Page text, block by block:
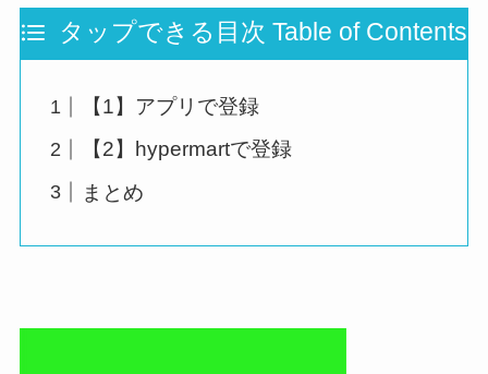
タップできる目次 Table of Contents
【1】アプリで登録
【2】hypermartで登録
まとめ